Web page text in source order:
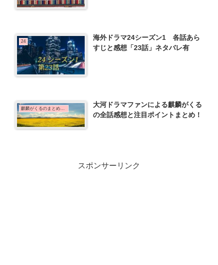
24
海外ドラマ24シーズン1 各話あら
すじと感想「23話」ネタバレ有
麒麟がくるのまとめ記事
大河ドラマファンによる麒麟がくる
の全話感想と注目ポイントまとめ！
スポンサーリンク